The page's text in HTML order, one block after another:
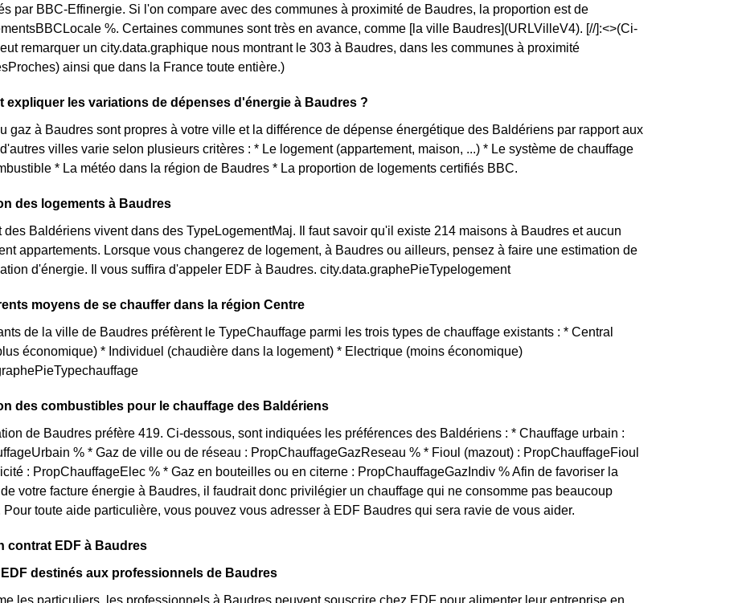
par BBC-Effinergie. Si l'on compare avec des communes à proximité de Baudres, la proportion est de
%. Certaines communes sont très en avance, comme [la ville Baudres](URLVilleV4). [//]:<>(Ci-
remarquer un city.data.graphique nous montrant le 303 à Baudres, dans les communes à proximité
ainsi que dans la France toute entière.)
expliquer les variations de dépenses d'énergie à Baudres ?
gaz à Baudres sont propres à votre ville et la différence de dépense énergétique des Baldériens par rapport aux
villes varie selon plusieurs critères : * Le logement (appartement, maison, ...) * Le système de chauffage
* La météo dans la région de Baudres * La proportion de logements certifiés BBC.
des logements à Baudres
des Baldériens vivent dans des TypeLogementMaj. Il faut savoir qu'il existe 214 maisons à Baudres et aucun
appartements. Lorsque vous changerez de logement, à Baudres ou ailleurs, pensez à faire une estimation de
d'énergie. Il vous suffira d'appeler EDF à Baudres. city.data.graphePieTypelogement
moyens de se chauffer dans la région Centre
de la ville de Baudres préfèrent le TypeChauffage parmi les trois types de chauffage existants : * Central
économique) * Individuel (chaudière dans la logement) * Electrique (moins économique)
des combustibles pour le chauffage des Baldériens
de Baudres préfère 419. Ci-dessous, sont indiquées les préférences des Baldériens : * Chauffage urbain :
% * Gaz de ville ou de réseau : PropChauffageGazReseau % * Fioul (mazout) : PropChauffageFioul
: PropChauffageElec % * Gaz en bouteilles ou en citerne : PropChauffageGazIndiv % Afin de favoriser la
votre facture énergie à Baudres, il faudrait donc privilégier un chauffage qui ne consomme pas beaucoup
Pour toute aide particulière, vous pouvez vous adresser à EDF Baudres qui sera ravie de vous aider.
contrat EDF à Baudres
destinés aux professionnels de Baudres
les particuliers, les professionnels à Baudres peuvent souscrire chez EDF pour alimenter leur entreprise en